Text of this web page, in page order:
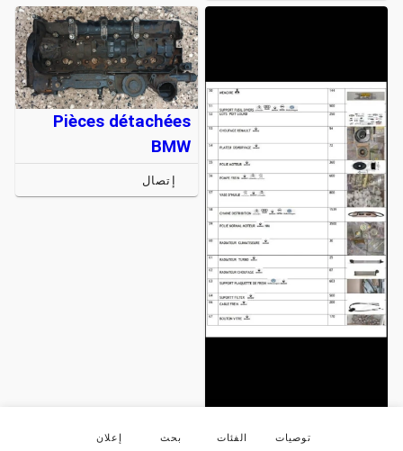
Pièces détachées
BMW
إتصال
توصيات الفئات بحث إعلان